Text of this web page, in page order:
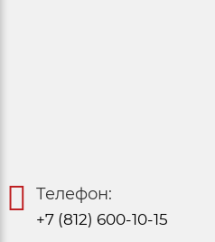
Телефон:
+7 (812) 600-10-15